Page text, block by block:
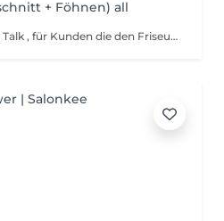
+ Föhnen) all
Dienstleistung OHNE Small Talk , für Kunden die den Friseurbesuch geniessen möchten.